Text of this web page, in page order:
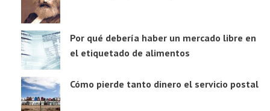
Por qué debería haber un mercado libre en
el etiquetado de alimentos
Cómo pierde tanto dinero el servicio postal